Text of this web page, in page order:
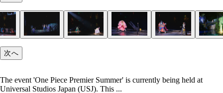
次へ
The event 'One Piece Premier Summer' is currently being held at
Universal Studios Japan (USJ). This ...